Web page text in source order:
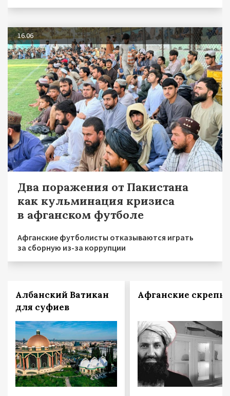
16.06
Два поражения от Пакистана
как кульминация кризиса
в афганском футболе
Афганские футболисты отказываются играть
за сборную из-за коррупции
Албанский Ватикан
для суфиев
Афганские скрепы